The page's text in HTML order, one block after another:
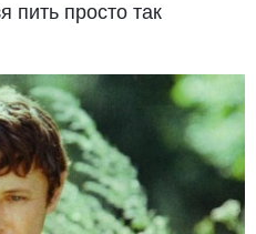
пить просто так